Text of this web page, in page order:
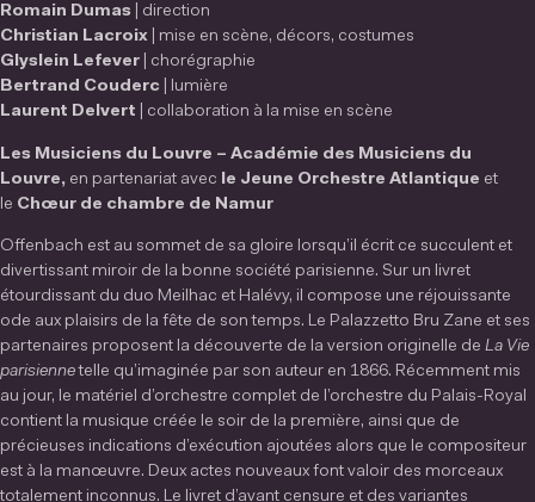
Romain Dumas | direction
Christian Lacroix
| mise en scène, décors, costumes
Glyslein Lefever | chorégraphie
Bertrand Couderc | lumière
Laurent Delvert | collaboration à la mise en scène
Les Musiciens du Louvre – Académie des Musiciens du
Louvre, en partenariat avec le Jeune Orchestre Atlantique et
le Chœur de chambre de Namur
Offenbach est au sommet de sa gloire lorsqu’il écrit ce succulent et
divertissant miroir de la bonne société parisienne. Sur un livret
étourdissant du duo Meilhac et Halévy, il compose une réjouissante
ode aux plaisirs de la fête de son temps. Le Palazzetto Bru Zane et ses
partenaires proposent la découverte de la version originelle de La Vie
parisiennetelle qu’imaginée par son auteur en 1866. Récemment mis
au jour, le matériel d’orchestre complet de l’orchestre du Palais-Royal
contient la musique créée le soir de la première, ainsi que de
précieuses indications d’exécution ajoutées alors que le compositeur
est à la manœuvre. Deux actes nouveaux font valoir des morceaux
totalement inconnus. Le livret d’avant censure et des variantes